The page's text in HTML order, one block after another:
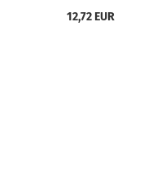
12,72 EUR